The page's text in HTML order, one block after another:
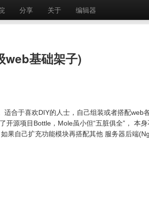
分享 关于 编辑器
web基础架子)
合于喜欢DIY的人士，自己组装或者搭配web
源项目Bottle，Mole虽小但“五脏俱全”， 本
果自己扩充功能模块再搭配其他 服务器后端